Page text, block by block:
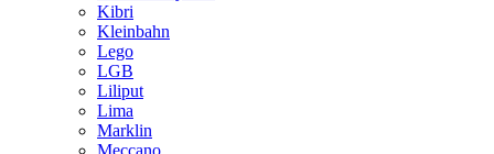
Kibri
Kleinbahn
Lego
LGB
Liliput
Lima
Marklin
Meccano